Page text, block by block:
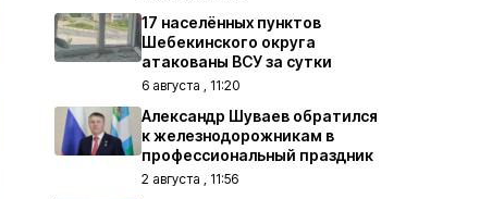
17 населённых пунктов
Шебекинского округа
атакованы ВСУ за сутки
6 августа , 11:20
Александр Шуваев обратился
к железнодорожникам в
профессиональный праздник
2 августа , 11:56